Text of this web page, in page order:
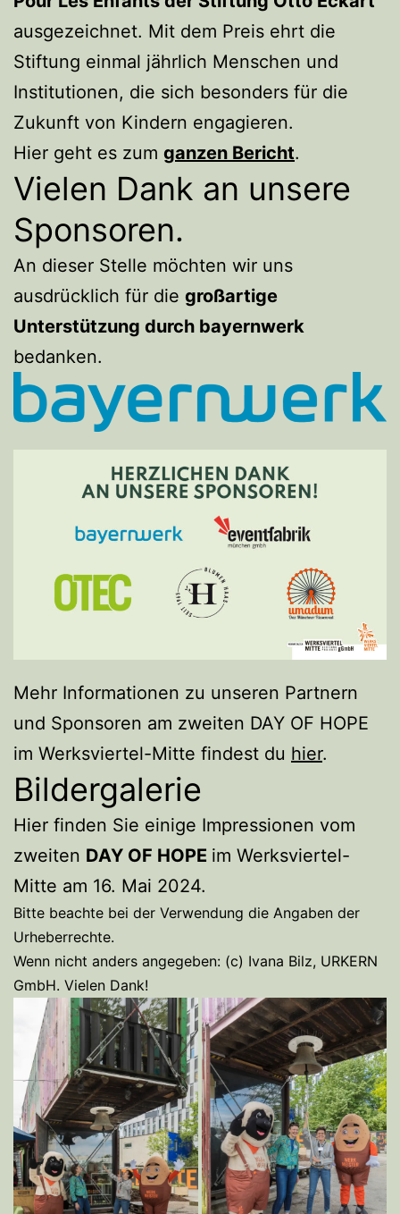
ausgezeichnet. Mit dem Preis ehrt die
Stiftung einmal jährlich Menschen und
Institutionen, die sich besonders für die
Zukunft von Kindern engagieren.
Hier geht es zum ganzen Bericht.
Vielen Dank an unsere
Sponsoren.
An dieser Stelle möchten wir uns
ausdrücklich für die großartige
Unterstützung durch bayernwerk
bedanken.
Mehr Informationen zu unseren Partnern
und Sponsoren am zweiten DAY OF HOPE
im Werksviertel-Mitte findest du hier.
Bildergalerie
Hier finden Sie einige Impressionen vom
zweiten DAY OF HOPE im Werksviertel-
Mitte am 16. Mai 2024.
Bitte beachte bei der Verwendung die Angaben der
Urheberrechte.
Wenn nicht anders angegeben: (c) Ivana Bilz, URKERN
GmbH. Vielen Dank!